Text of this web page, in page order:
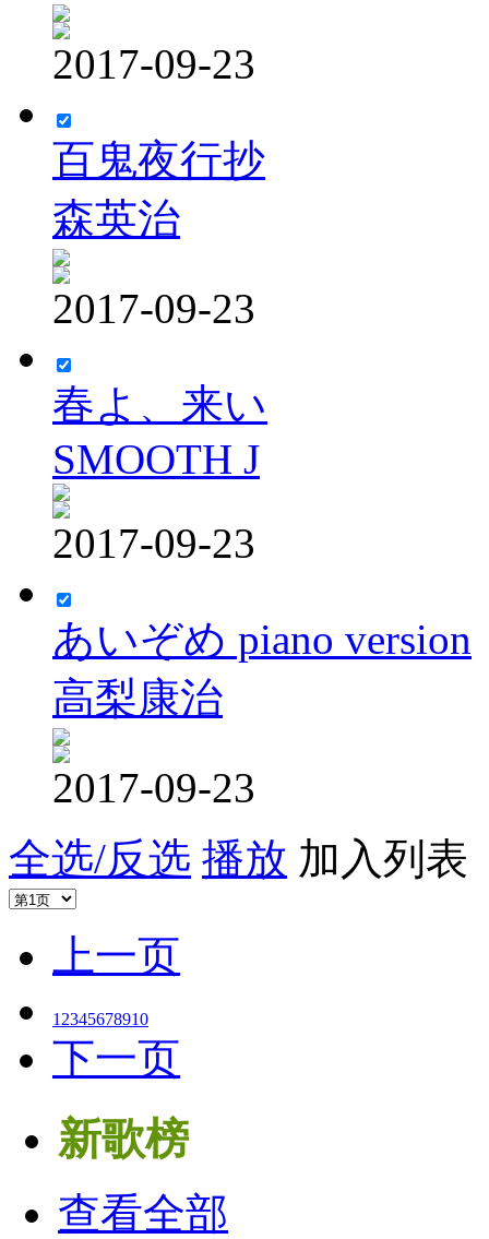
2017-09-23
百鬼夜行抄
森英治
2017-09-23
春よ、来い
SMOOTH J
2017-09-23
あいぞめ piano version
高梨康治
2017-09-23
全选/反选 播放 加入列表
上一页
1 2345678910
下一页
新歌榜
查看全部